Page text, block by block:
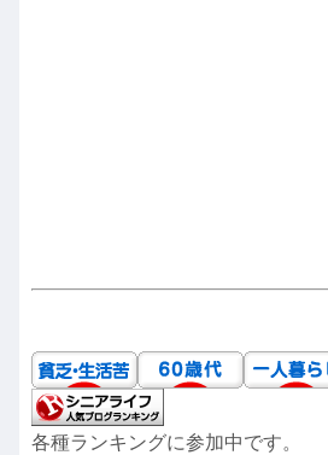
各種ランキングに参加中です。